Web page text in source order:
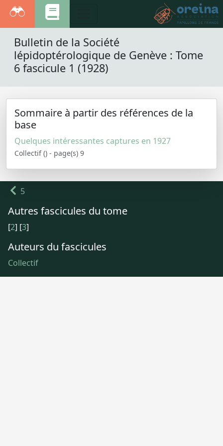
Bulletin de la Société
lépidoptérologique de Genève : Tome
6 fascicule 1 (1928)
Sommaire à partir des références de la
base
Quelques intéressantes captures en 1927
Collectif () - page(s) 9
5
Autres fascicules du tome
[2] [3]
Auteurs du fascicules
Collectif